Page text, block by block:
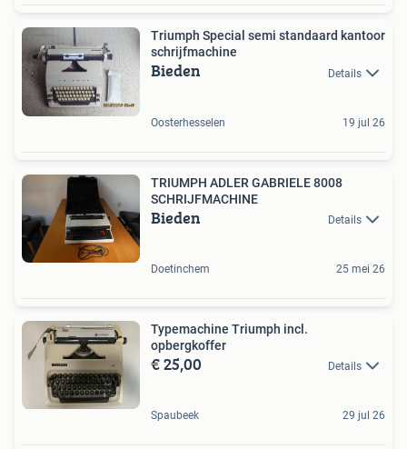
Triumph Special semi standaard kantoor
schrijfmachine
Bieden Details
Oosterhesselen 19 jul 26
TRIUMPH ADLER GABRIELE 8008
SCHRIJFMACHINE
Bieden Details
Doetinchem 25 mei 26
Typemachine Triumph incl.
opbergkoffer
€ 25,00 Details
Spaubeek 29 jul 26